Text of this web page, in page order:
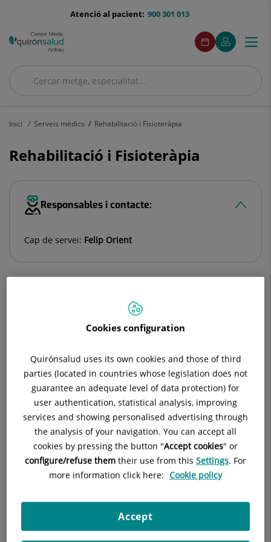
menu-
900 301 013
Atenció al pacient:
Cercar
Cercar
menuAcceso
Demaneu
cita
Aquest
enllaç
s'obrirà
una
El
meu
Aquest
enllaç
s'obrirà
una
finestra
Menú
Inici Serveis mèdics Rehabilitació i Fisioteràpia
Rehabilitació i Fisioteràpia
Responsables i contacte:
Cap de servei: Felip Orient
Equip Mèdic
Consulta la
d'aquesta
web de Quirónsalud
ervei de Medicina Física i Rehabilitació, comparteix espai
amb el Servei de Traumatologia amb el qual col·labora
estretament; compta amb unExperimentat Grup de
rehabilitador més adequat en col·laboració amb el nostre
ampli i també experimentat Equip de Fisioterapeutes.
Cookies configuration
Quirónsalud uses its own cookies and those of third
parties (located in countries whose legislation does not
guarantee an adequate level of data protection) for
user authentication, statistical analysis, improving
services and showing personalised advertising through
the analysis of your navigation. You can accept all
cookies by pressing the button "Accept cookies" or
configure/refuse them their use from this Settings. For
more information click here: Cookie policy
Accept